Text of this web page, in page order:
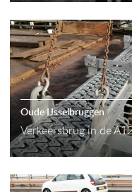
Oude IJsselbruggen
Verkeersbrug in de